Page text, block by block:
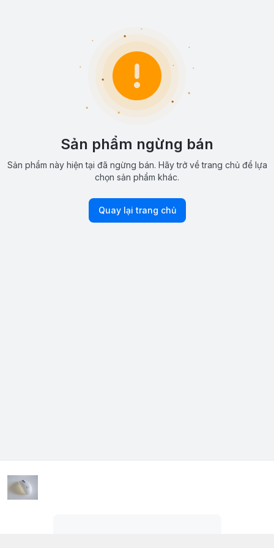
Sản phẩm ngừng bán
Sản phẩm này hiện tại đã ngừng bán. Hãy trở về trang chủ để lựa
chọn sản phẩm khác.
Quay lại trang chủ